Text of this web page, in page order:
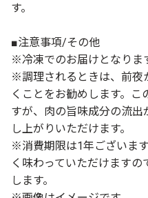
す。
■注意事項/その他
※冷凍でのお届けとなりま
※調理されるときは、前夜
くことをお勧めします。こ
すが、肉の旨味成分の流
し上がりいただけます。
※消費期限は1年ございま
く味わっていただけます
します。